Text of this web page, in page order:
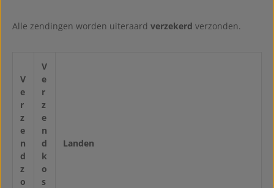
Alle zendingen worden uiteraard verzekerd verzonden.
V
e
r
z
e
n
d
z
o
V
e
r
z
e
n
d
k
o
s
Landen